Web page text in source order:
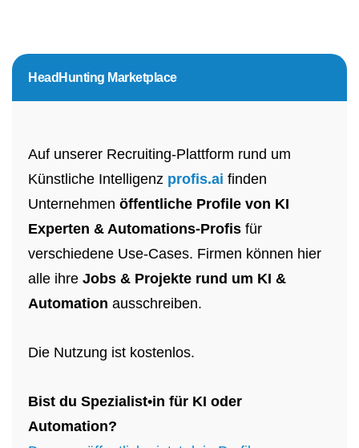
HeadHunting Marketplace
Auf unserer Recruiting-Plattform rund um
Künstliche Intelligenz profis.ai finden
Unternehmen öffentliche Profile von KI
Experten & Automations-Profis für
verschiedene Use-Cases. Firmen können hier
alle ihre Jobs & Projekte rund um KI &
Automation ausschreiben.
Die Nutzung ist kostenlos.
Bist du Spezialist•in für KI oder
Automation?